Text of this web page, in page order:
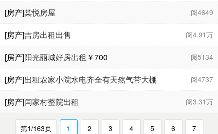
阅4649
[房产]棠悦房屋
阅4.91万
[房产]吉房出租出售
阅5134
[房产]阳光丽城好房出租 ￥700
阅4737
[房产]出租农家小院水电齐全有天然气带大棚
阅3.31万
[房产]闫家村整院出租
第1/163页 1 2 3 4 5 6 7